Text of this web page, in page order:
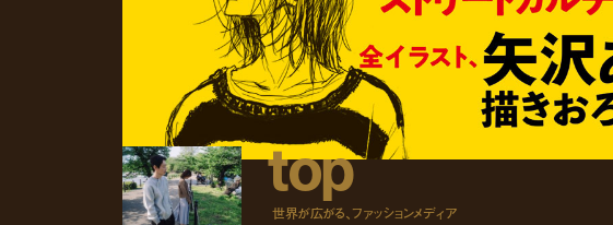
top
世界が広がる、ファッションメディア